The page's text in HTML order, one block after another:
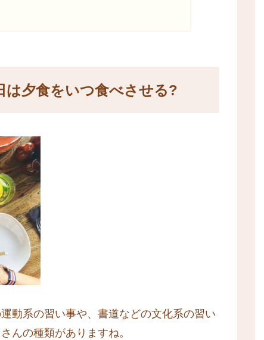
は夕食をいつ食べさせる?
動系の習い事や、書道などの文化系の習い
んの種類がありますね。